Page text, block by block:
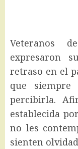
Veteranos
expresaron
retraso en el
que siempre
percibirla.
establecida
no les
sienten